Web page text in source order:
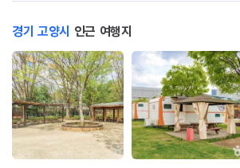
경기 고양시 인근 여행지